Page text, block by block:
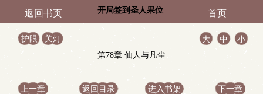
返回书页 开局签到圣人果位 首页
护眼 关灯 大 中
小
第78章 仙人与凡尘
上一章 返回目录 进入书架 下一章